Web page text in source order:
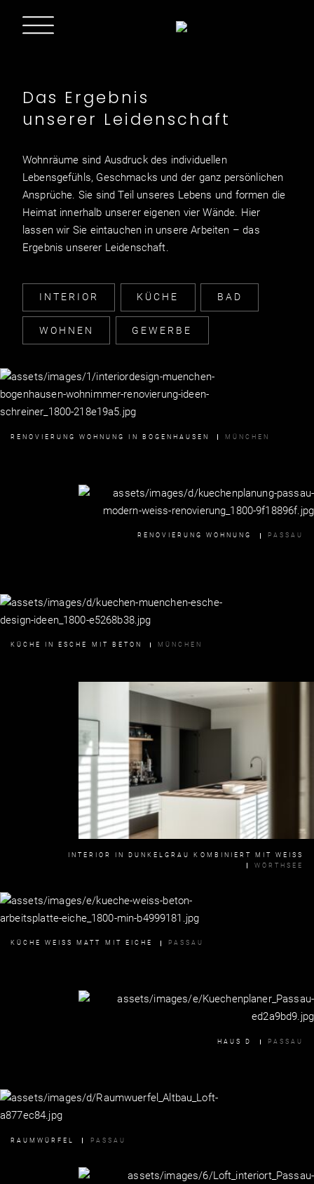
Das Ergebnis
unserer Leidenschaft
Wohnräume sind Ausdruck des individuellen
Lebensgefühls, Geschmacks und der ganz persönlichen
Ansprüche. Sie sind Teil unseres Lebens und formen die
Heimat innerhalb unserer eigenen vier Wände. Hier
lassen wir Sie eintauchen in unsere Arbeiten – das
Ergebnis unserer Leidenschaft.
INTERIOR KÜCHE BAD
WOHNEN GEWERBE
RENOVIERUNG WOHNUNG IN BOGENHAUSEN MÜNCHEN
RENOVIERUNG WOHNUNG PASSAU
KÜCHE IN ESCHE MIT BETON MÜNCHEN
INTERIOR IN DUNKELGRAU KOMBINIERT MIT WEISS
WÖRTHSEE
KÜCHE WEISS MATT MIT EICHE PASSAU
HAUS D PASSAU
RAUMWÜRFEL PASSAU